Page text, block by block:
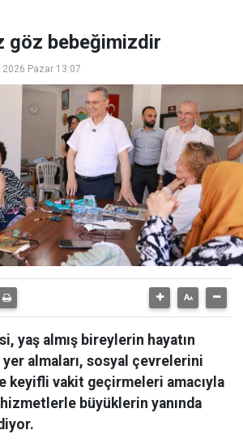
göz bebeğimizdir
Pazar 13:07
yaş almış bireylerin hayatın
almaları, sosyal çevrelerini
keyifli vakit geçirmeleri amacıyla
büyüklerin yanında